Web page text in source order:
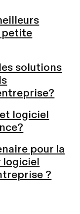
petite
solutions
logiciel
pour la
logiciel
?